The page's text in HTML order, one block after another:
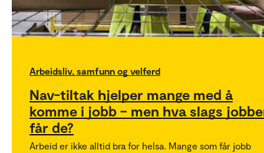
Arbeidsliv, samfunn og velferd
Nav-tiltak hjelper mange med å
komme i jobb – men hva slags
får de?
Arbeid er ikke alltid bra for helsa. Mange som får jobb